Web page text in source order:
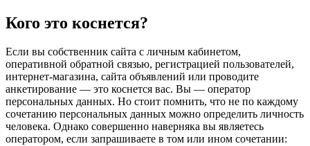
Кого это коснется?
Если вы собственник сайта с личным кабинетом,
оперативной обратной связью, регистрацией пользователей,
интернет-магазина, сайта объявлений или проводите
анкетирование — это коснется вас. Вы — оператор
персональных данных. Но стоит помнить, что не по каждому
сочетанию персональных данных можно определить личность
человека. Однако совершенно наверняка вы являетесь
оператором, если запрашиваете в том или ином сочетании: